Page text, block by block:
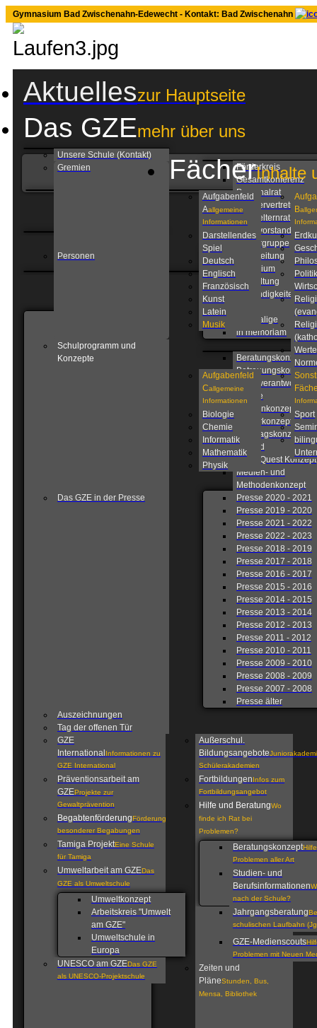
Gymnasium Bad Zwischenahn-Edewecht - Kontakt: Bad Zwischenahn
Aktuelleszur Hauptseite
Das GZEmehr über uns
Unsere Schule (Kontakt)
Gremien
Förderkreis
Gesamtkonferenz
Personalrat
Schülervertretung
Schulelternrat
Schulvorstand
Steuergruppe
Personen
Schulleitung
Kollegium
Verwaltung
Zuständigkeiten am
Ehemalige
in memoriam
Schulprogramm und
Konzepte
Beratungskonzept
Betreuungskonzept
Eigenverantwortliche
Schule
Fahrtenkonzept
Förderkonzept
Ganztagskonzept
Leitbild
Lions Quest Konzept
Medien- und
Methodenkonzept
Das GZE in der Presse
Presse 2020 - 2021
Presse 2019 - 2020
Presse 2021 - 2022
Presse 2022 - 2023
Presse 2018 - 2019
Presse 2017 - 2018
Presse 2016 - 2017
Presse 2015 - 2016
Presse 2014 - 2015
Presse 2013 - 2014
Presse 2012 - 2013
Presse 2011 - 2012
Presse 2010 - 2011
Presse 2009 - 2010
Presse 2008 - 2009
Presse 2007 - 2008
Presse älter
Auszeichnungen
Tag der offenen Tür
FächerInhalte
Aufgabenfeld
Aallgemeine
Informationen
Darstellendes
Spiel
Deutsch
Englisch
Französisch
Kunst
Latein
Musik
B
Aufgabenfeld
Callgemeine
Informationen
Biologie
Chemie
Informatik
Mathematik
Physik
Sport
GZE
International Informationen zu
GZE International
Präventionsarbeit am
GZEProjekte zur
Gewaltprävention
BegabtenförderungFörderung
besonderer Begabungen
Tamiga ProjektEine Schule
für Tamiga
Umweltarbeit am GZEDas
GZE als Umweltschule
Umweltkonzept
Arbeitskreis "Umwelt
am GZE"
Umweltschule in
Europa
UNESCO am GZEDas GZE
als UNESCO-Projektschule
Außerschul.
Bildungsangebote
Schülerakademien
FortbildungenInfos zum
Fortbildungsangebot
Hilfe und BeratungWo
finde ich Rat bei
Problemen?
Beratungskonzept
Problemen aller Art
Studien- und
Berufsinformationen
nach der Schule?
Jahrgangsberatung
schulischen Laufbahn
GZE-Medienscouts
Problemen mit Neuen
Zeiten und
PläneStunden, Bus,
Mensa, Bibliothek